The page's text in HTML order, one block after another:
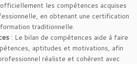
les compétences acquises
en obtenant une certification
traditionnelle.
: Le bilan de compétences aide à faire
aptitudes et motivations, afin
réaliste et cohérent avec